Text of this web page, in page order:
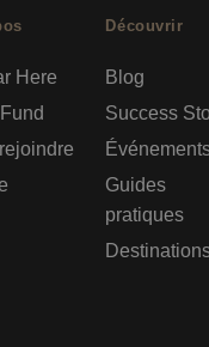
Here
Découvrir
Blog
Success
Guides
pratiques